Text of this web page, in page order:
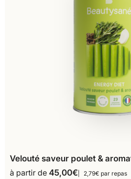
Velouté saveur poulet &
à partir de 45,00€ 2,79€ par repas